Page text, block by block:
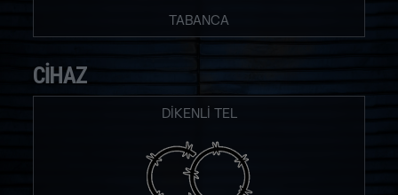
TABANCA
CIHAZ
DIKENLI TEL